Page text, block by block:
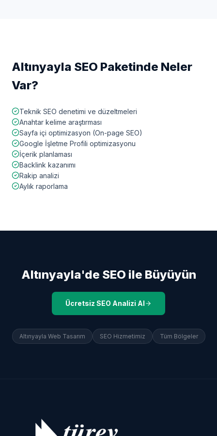
Altınyayla SEO Paketinde Neler
Var?
Teknik SEO denetimi ve düzeltmeleri
Anahtar kelime araştırması
Sayfa içi optimizasyon (On-page SEO)
Google İşletme Profili optimizasyonu
İçerik planlaması
Backlink kazanımı
Rakip analizi
Aylık raporlama
Altınyayla'de SEO ile Büyüyün
Ücretsiz SEO Analizi Al
Altınyayla Web Tasarım SEO Hizmetimiz Tüm Bölgeler